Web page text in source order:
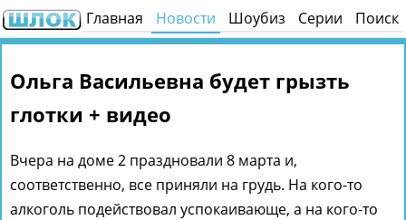
Главная Новости Шоубиз Серии Поиск
Ольга Васильевна будет грызть
глотки + видео
Вчера на доме 2 праздновали 8 марта и,
соответственно, все приняли на грудь. На кого-то
алкоголь подействовал успокаивающе, а на кого-то